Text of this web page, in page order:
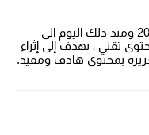
انطلق موقعنا في العام 2017 ومنذ ذلك اليوم الى
تقني ، يهدف إلى إثراء
بمحتوى هادف ومفيد.